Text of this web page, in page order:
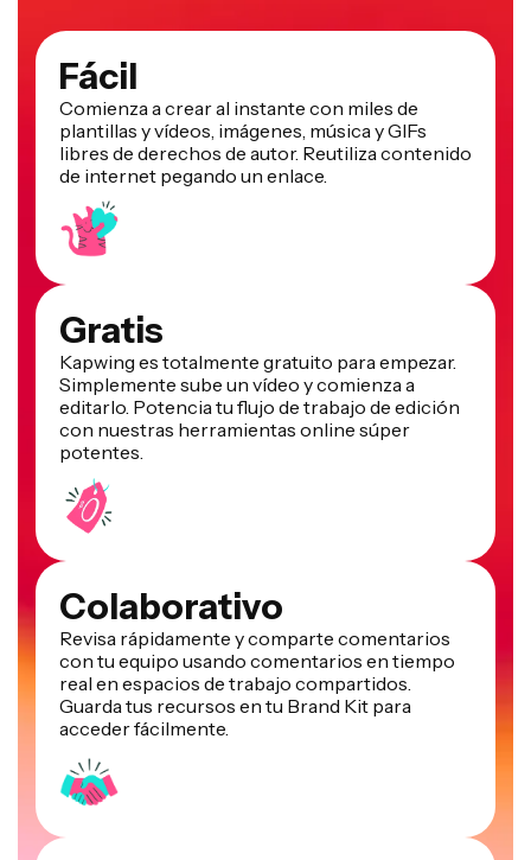
Fácil
Comienza a crear al instante con miles de
plantillas y vídeos, imágenes, música y GIFs
libres de derechos de autor. Reutiliza contenido
de internet pegando un enlace.
Gratis
Kapwing es totalmente gratuito para empezar.
Simplemente sube un vídeo y comienza a
editarlo. Potencia tu flujo de trabajo de edición
con nuestras herramientas online súper
potentes.
Colaborativo
Revisa rápidamente y comparte comentarios
con tu equipo usando comentarios en tiempo
real en espacios de trabajo compartidos.
Guarda tus recursos en tu Brand Kit para
acceder fácilmente.